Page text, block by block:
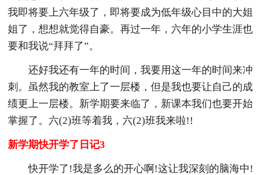
我即将要上六年级了，即将要成为低年级心目中的大姐
姐了，想想就觉得自豪。再过一年，六年的小学生涯也
要和我说“拜拜了”。
还好我还有一年的时间，我要用这一年的时间来冲
刺。虽然我的教室上了一层楼，但是我也要让自己的成
绩更上一层楼。新学期要来临了，新课本我们也要开始
掌握了。六(2)班等着我，六(2)班我来啦!!
新学期快开学了日记3
快开学了!我是多么的开心啊!这让我深刻的脑海中!